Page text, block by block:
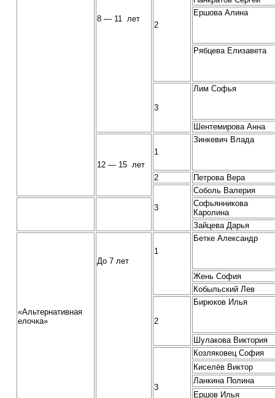
8 — 11 лет
2
Ершова Алина
Рябцева Елизавета
3
Лим Софья
Шентемирова Анна
12 — 15 лет
1
Зинкевич Влада
2 Петрова Вера
3
Соболь Валерия
Софьянникова
Каролина
Зайцева Дарья
«Альтернативная
елочка»
До 7 лет
1
Бетке Александр
Жень София
Кобыльский Лев
2
Бирюков Илья
Шулакова Виктория
3
Козляковец София
Киселёв Виктор
Ланкина Полина
Ершов Илья